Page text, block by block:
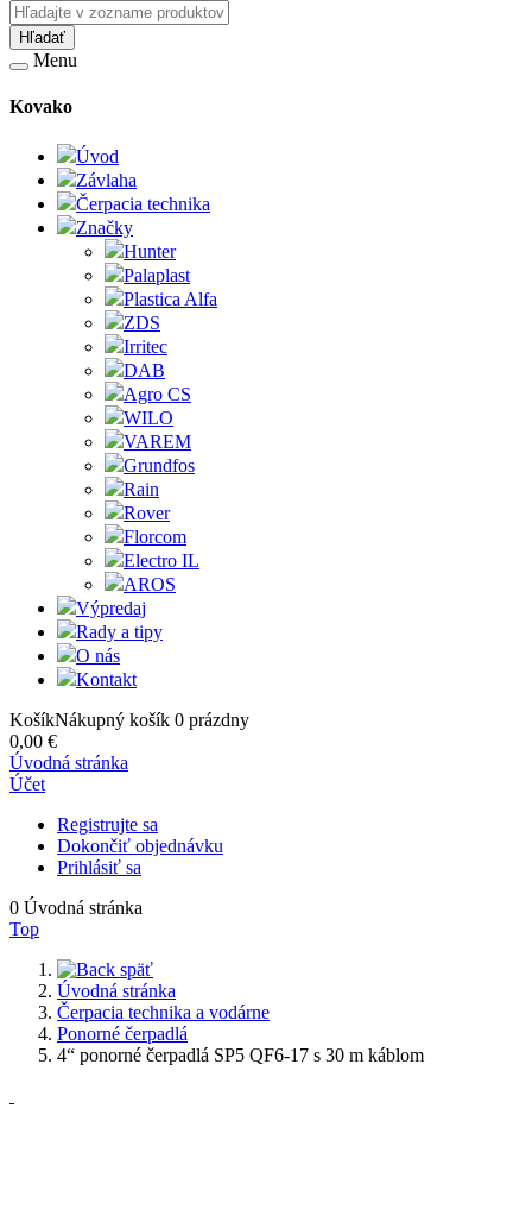
Hľadať
Menu
Kovako
Úvod
Závlaha
Čerpacia technika
Značky
Hunter
Palaplast
Plastica Alfa
ZDS
Irritec
DAB
Agro CS
WILO
VAREM
Grundfos
Rain
Rover
Florcom
Electro IL
AROS
Výpredaj
Rady a tipy
O nás
Kontakt
KošíkNákupný košík 0 prázdny
0,00 €
Úvodná stránka
Účet
Registrujte sa
Dokončiť objednávku
Prihlásiť sa
0 Úvodná stránka
Top
späť
Úvodná stránka
Čerpacia technika a vodárne
Ponorné čerpadlá
4“ ponorné čerpadlá SP5 QF6-17 s 30 m káblom